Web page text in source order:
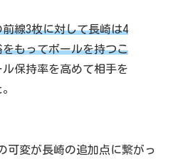
前線3枚に対して長崎は4
もってボールを持つこ
保持率を高めて相手を
変が長崎の追加点に繋がっ